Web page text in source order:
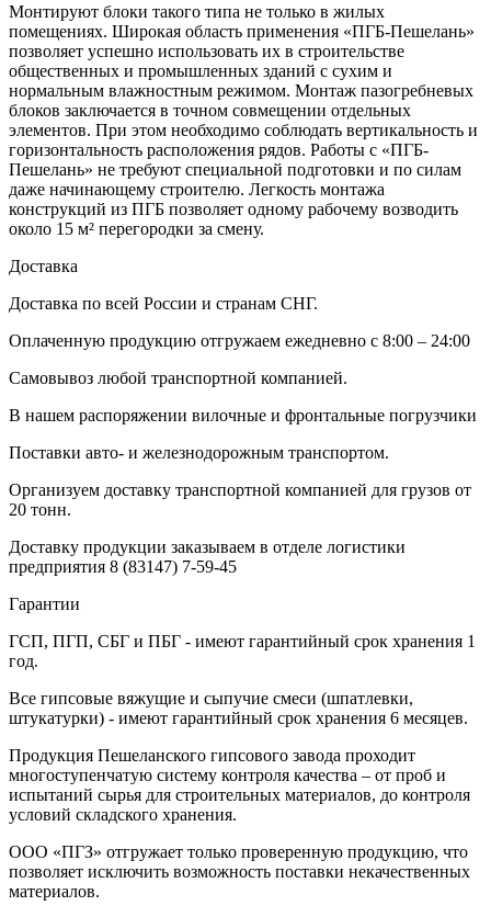
Монтируют блоки такого типа не только в жилых
помещениях. Широкая область применения «ПГБ-Пешелань»
позволяет успешно использовать их в строительстве
общественных и промышленных зданий с сухим и
нормальным влажностным режимом. Монтаж пазогребневых
блоков заключается в точном совмещении отдельных
элементов. При этом необходимо соблюдать вертикальность и
горизонтальность расположения рядов. Работы с «ПГБ-
Пешелань» не требуют специальной подготовки и по силам
даже начинающему строителю. Легкость монтажа
конструкций из ПГБ позволяет одному рабочему возводить
около 15 м² перегородки за смену.
Доставка
Доставка по всей России и странам СНГ.
Оплаченную продукцию отгружаем ежедневно с 8:00 – 24:00
Самовывоз любой транспортной компанией.
В нашем распоряжении вилочные и фронтальные погрузчики
Поставки авто- и железнодорожным транспортом.
Организуем доставку транспортной компанией для грузов от
20 тонн.
Доставку продукции заказываем в отделе логистики
предприятия 8 (83147) 7-59-45
Гарантии
ГСП, ПГП, СБГ и ПБГ - имеют гарантийный срок хранения 1
год.
Все гипсовые вяжущие и сыпучие смеси (шпатлевки,
штукатурки) - имеют гарантийный срок хранения 6 месяцев.
Продукция Пешеланского гипсового завода проходит
многоступенчатую систему контроля качества – от проб и
испытаний сырья для строительных материалов, до контроля
условий складского хранения.
ООО «ПГЗ» отгружает только проверенную продукцию, что
позволяет исключить возможность поставки некачественных
материалов.